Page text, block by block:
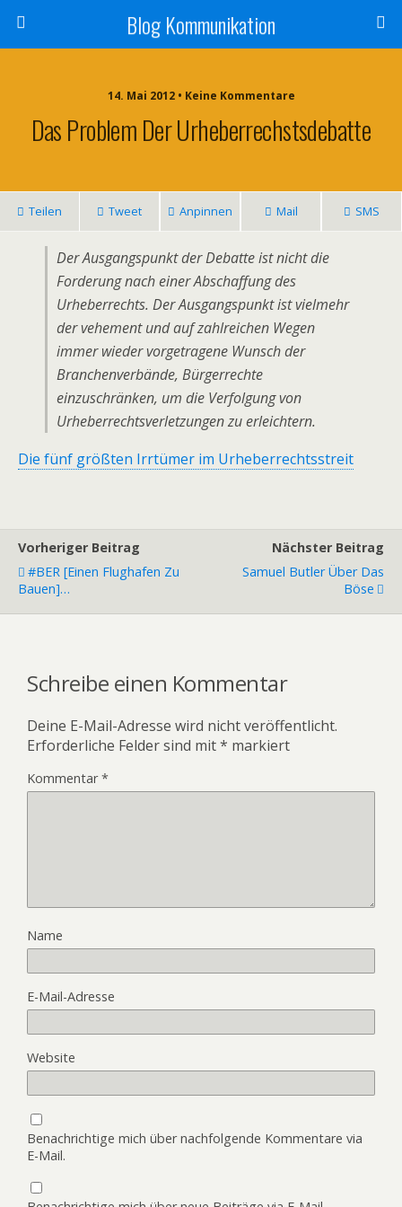
Blog Kommunikation
14. Mai 2012 • Keine Kommentare
Das Problem Der Urheberrechstsdebatte
Teilen Tweet Anpinnen Mail SMS
Der Ausgangspunkt der Debatte ist nicht die
Forderung nach einer Abschaffung des
Urheberrechts. Der Ausgangspunkt ist vielmehr
der vehement und auf zahlreichen Wegen
immer wieder vorgetragene Wunsch der
Branchenverbände, Bürgerrechte
einzuschränken, um die Verfolgung von
Urheberrechtsverletzungen zu erleichtern.
Die fünf größten Irrtümer im Urheberrechtsstreit
Vorheriger Beitrag
#BER [Einen Flughafen Zu
Bauen]…
Nächster Beitrag
Samuel Butler Über Das
Böse
Schreibe einen Kommentar
Deine E-Mail-Adresse wird nicht veröffentlicht.
Erforderliche Felder sind mit* markiert
Kommentar*
Name
E-Mail-Adresse
Website
Benachrichtige mich über nachfolgende Kommentare via
E-Mail.